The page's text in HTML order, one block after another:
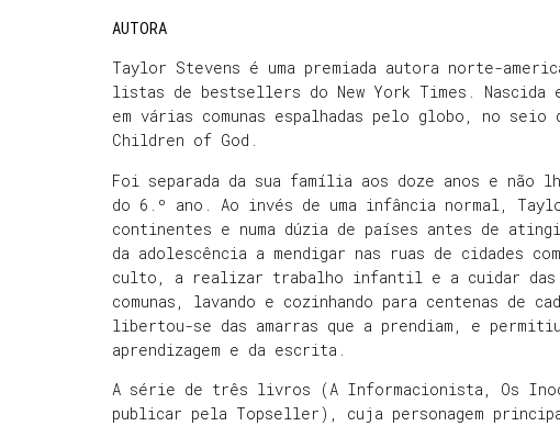
AUTORA
Taylor Stevens é uma premiada autora norte-
listas de bestsellers do New York Times.
em várias comunas espalhadas pelo globo, no
Children of God.
Foi separada da sua família aos doze anos e
do 6.º ano. Ao invés de uma infância normal,
continentes e numa dúzia de países antes de
da adolescência a mendigar nas ruas de cidades
culto, a realizar trabalho infantil e a cuidar das
comunas, lavando e cozinhando para centenas de
libertou-se das amarras que a prendiam, e
aprendizagem e da escrita.
A série de três livros (A Informacionista, Os
publicar pela Topseller), cuja personagem